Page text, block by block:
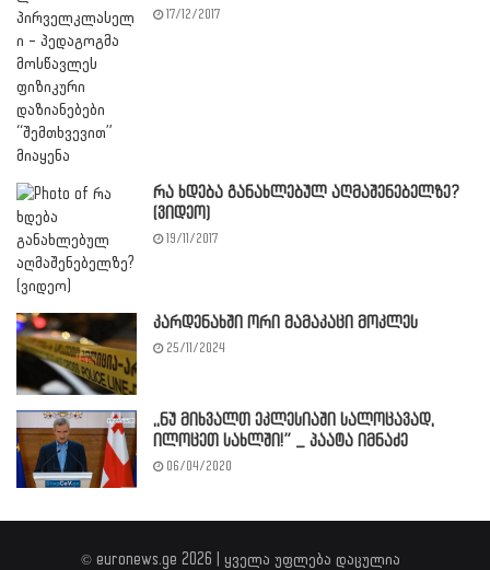
17/12/2017
რა ხდება განახლებულ აღმაშენებელზე?
(ვიდეო)
19/11/2017
კარდენახში ორი მამაკაცი მოკლეს
25/11/2024
,,ნუ მიხვალთ ეკლესიაში სალოცავად,
ილოცეთ სახლში!” _ პაატა იმნაძე
06/04/2020
© euronews.ge 2026 | ყველა უფლება დაცულია